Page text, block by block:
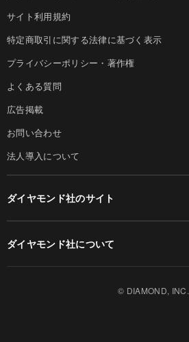
サイト利用規約
特定商取引に関する法律に基づく表示
プライバシーポリシー・著作権
よくある質問
広告掲載
お問い合わせ
法人導入について
ダイヤモンド社のサイト
ダイヤモンド社について
© DIAMOND, INC.